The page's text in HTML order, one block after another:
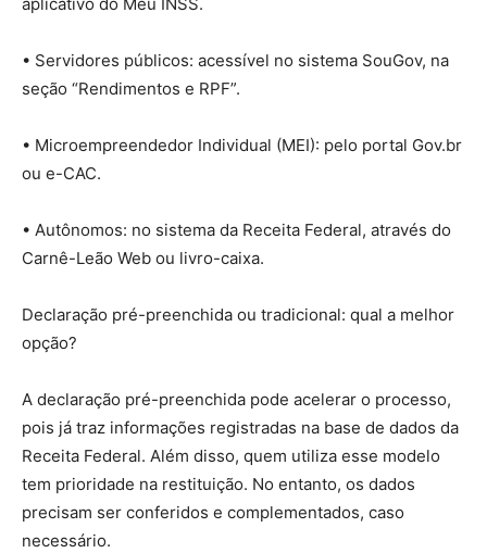
• Servidores públicos: acessível no sistema SouGov, na
seção “Rendimentos e RPF”.
• Microempreendedor Individual (MEI): pelo portal Gov.br
ou e-CAC.
• Autônomos: no sistema da Receita Federal, através do
Carnê-Leão Web ou livro-caixa.
Declaração pré-preenchida ou tradicional: qual a melhor
opção?
A declaração pré-preenchida pode acelerar o processo,
pois já traz informações registradas na base de dados da
Receita Federal. Além disso, quem utiliza esse modelo
tem prioridade na restituição. No entanto, os dados
precisam ser conferidos e complementados, caso
necessário.